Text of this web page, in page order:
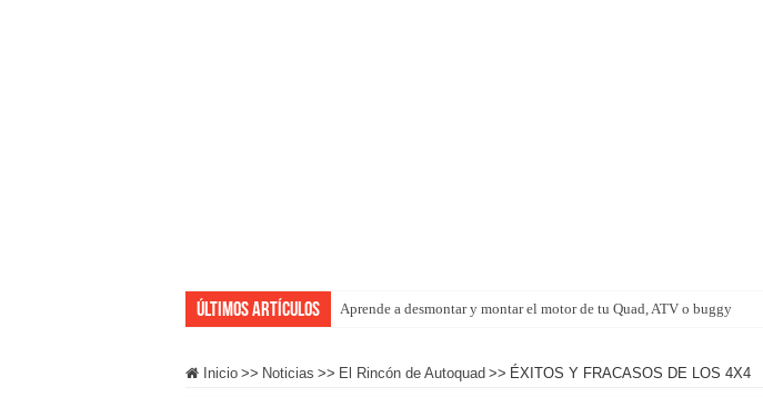
Últimos artículos Aprende a desmontar y montar el motor de tu Quad, ATV o buggy
Equipo femenino Polaris completa el Outlanding 2022 en Islandia
Inicio >> Noticias >> El Rincón de Autoquad >> ÉXITOS Y FRACASOS DE LOS 4X4